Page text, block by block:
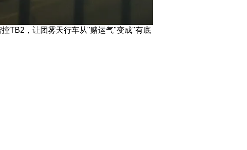
TB2，让团雾天行车从"赌运气"变成"有底